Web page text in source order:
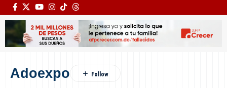
Adoexpo